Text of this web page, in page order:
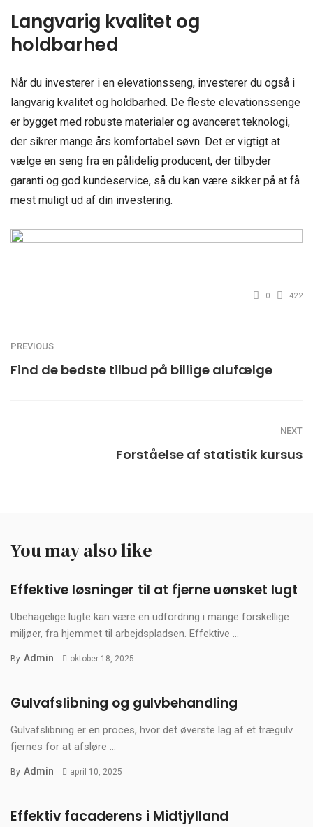
Langvarig kvalitet og
holdbarhed
Når du investerer i en elevationsseng, investerer du også i
langvarig kvalitet og holdbarhed. De fleste elevationssenge
er bygget med robuste materialer og avanceret teknologi,
der sikrer mange års komfortabel søvn. Det er vigtigt at
vælge en seng fra en pålidelig producent, der tilbyder
garanti og god kundeservice, så du kan være sikker på at få
mest muligt ud af din investering.
0 422
PREVIOUS
Find de bedste tilbud på billige alufælge
NEXT
Forståelse af statistik kursus
You may also like
Effektive løsninger til at fjerne uønsket lugt
Ubehagelige lugte kan være en udfordring i mange forskellige
miljøer, fra hjemmet til arbejdspladsen. Effektive ...
By Admin oktober 18, 2025
Gulvafslibning og gulvbehandling
Gulvafslibning er en proces, hvor det øverste lag af et trægulv
fjernes for at afsløre ...
By Admin april 10, 2025
Effektiv facaderens i Midtjylland